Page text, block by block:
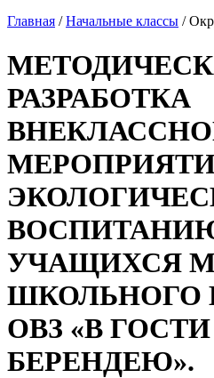
Главная /Начальные классы /
РАЗРАБОТКА
УЧАЩИХСЯ
ШКОЛЬНОГО
ОВЗ «В
БЕРЕНДЕЮ».